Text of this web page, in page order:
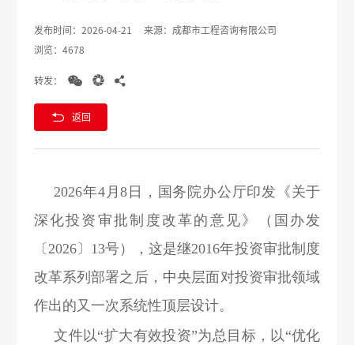
发布时间：2026-04-21 来源：成都市工程咨询有限公司
浏览：4678
转发：   
 返回
2026年4月8日，国务院办公厅印发《关于
深化投资审批制度改革的意见》（国办发
〔2026〕13号），这是继2016年投资审批制度
改革系列部署之后，中央层面对投资审批领域
作出的又一次系统性顶层设计。
文件以“扩大有效投资”为总目标，以“优化